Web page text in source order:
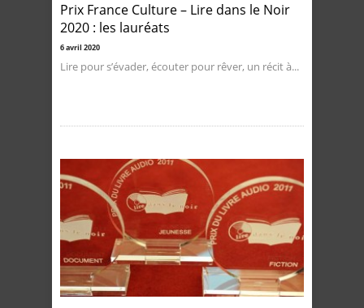
Prix France Culture – Lire dans le Noir
2020 : les lauréats
6 avril 2020
Lire pour s’évader, écouter pour rêver, un récit à...